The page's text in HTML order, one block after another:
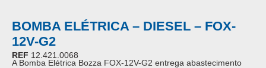
BOMBA ELÉTRICA – DIESEL – FOX-
12V-G2
REF 12.421.0068
A Bomba Elétrica Bozza FOX-12V-G2 entrega abastecimento